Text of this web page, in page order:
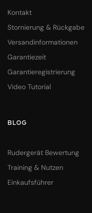
Kontakt
Stornierung & Rückgabe
Versandinformationen
Garantiezeit
Garantieregistrierung
Video Tutorial
BLOG
Rudergerät Bewertung
Training & Nutzen
Einkaufsführer